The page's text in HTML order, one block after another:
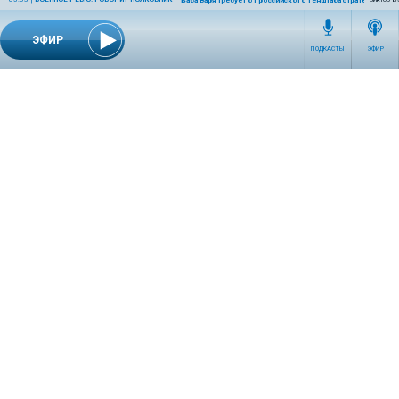
ЭФИР
ПОДКАСТЫ ЭФИР